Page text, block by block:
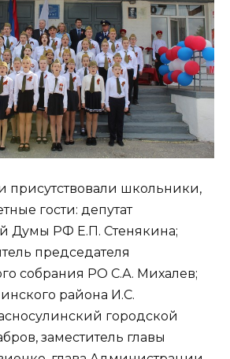
присутствовали школьники,
гости: депутат
Думы РФ Е.П. Стенякина;
председателя
собрания РО С.А. Михалев;
района И.С.
городской
заместитель главы